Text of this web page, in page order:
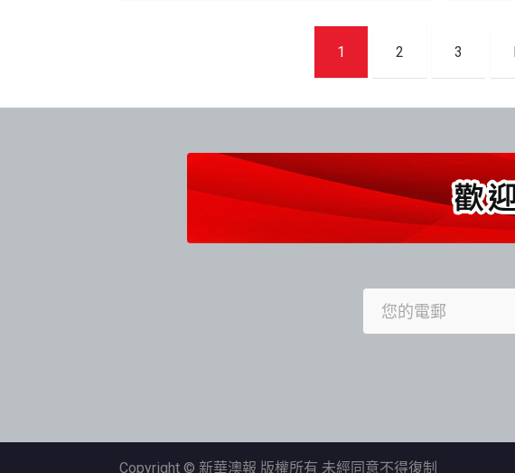
導
1 2 3
Copyright © 新華澳報 版權所有 未經同意不得復制